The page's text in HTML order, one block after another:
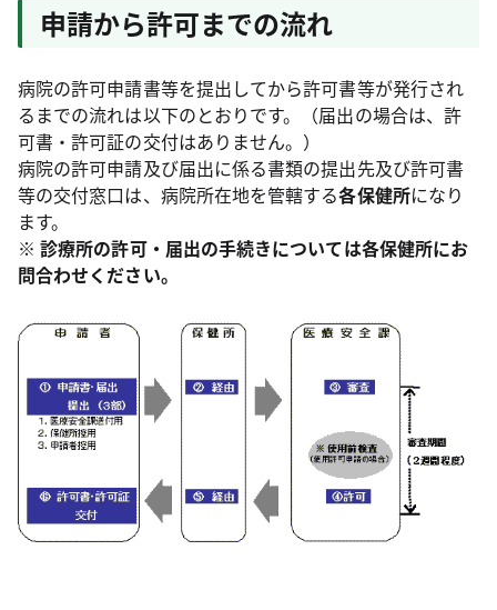
申請から許可までの流れ
病院の許可申請書等を提出してから許可書等が発行され
るまでの流れは以下のとおりです。（届出の場合は、許
可書・許可証の交付はありません。）
病院の許可申請及び届出に係る書類の提出先及び許可書
等の交付窓口は、病院所在地を管轄する各保健所になり
ます。
※ 診療所の許可・届出の手続きについては各保健所にお
問合わせください。